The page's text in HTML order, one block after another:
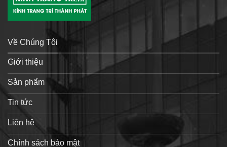
Về Chúng Tôi
Giới thiệu
Sản phẩm
Tin tức
Liên hệ
Chính sách bảo mật